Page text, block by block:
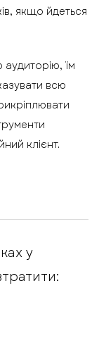
якщо йдеться
їм
всю
клієнт.
у